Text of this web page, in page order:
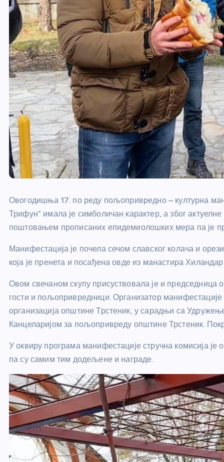
Овогодишња 17. по реду пољопривредно – културна
Трифун” имала је симболичан карактер, а због
поштовањем прописаних епидемиолошких мера па је
Манифестација је почела сечом славског колача и
која је пренета и посађена овде из манастира
Овом свечаном скупу присуствовала је и
гости и пољопривредници. Организатор
организација општине Трстеник, у сарадњи са
Канцеларијом за пољопривреду општине Трстеник.
У оквиру програма манифестације стручна комисија
па су самим тим додељене и награде.